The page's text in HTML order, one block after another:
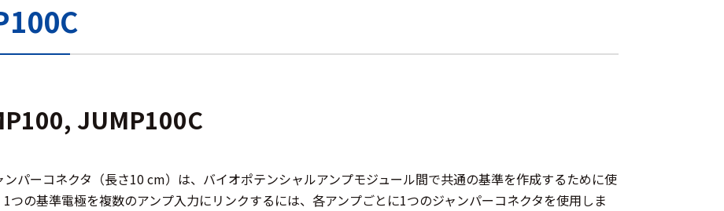
JUMP100C
ンパーコネクタ（長さ10 cm）は、バイオポテンシャルアンプモジュール間で共通の基準を作成するために使
1つの基準電極を複数のアンプ入力にリンクするには、各アンプごとに1つのジャンパーコネクタを使用しま